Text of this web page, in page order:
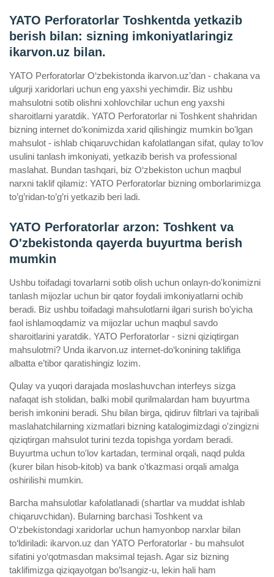
YATO Perforatorlar Toshkentda yetkazib
berish bilan: sizning imkoniyatlaringiz
ikarvon.uz bilan.
YATO Perforatorlar O‘zbekistonda ikarvon.uz’dan - chakana va
ulgurji xaridorlari uchun eng yaxshi yechimdir. Biz ushbu
mahsulotni sotib olishni xohlovchilar uchun eng yaxshi
sharoitlarni yaratdik. YATO Perforatorlar ni Toshkent shahridan
bizning internet doʻkonimizda xarid qilishingiz mumkin boʻlgan
mahsulot - ishlab chiqaruvchidan kafolatlangan sifat, qulay toʻlov
usulini tanlash imkoniyati, yetkazib berish va professional
maslahat. Bundan tashqari, biz O‘zbekiston uchun maqbul
narxni taklif qilamiz: YATO Perforatorlar bizning omborlarimizga
to’g’ridan-to’g’ri yetkazib beri ladi.
YATO Perforatorlar arzon: Toshkent va
O'zbekistonda qayerda buyurtma berish
mumkin
Ushbu toifadagi tovarlarni sotib olish uchun onlayn-do'konimizni
tanlash mijozlar uchun bir qator foydali imkoniyatlarni ochib
beradi. Biz ushbu toifadagi mahsulotlarni ilgari surish bo'yicha
faol ishlamoqdamiz va mijozlar uchun maqbul savdo
sharoitlarini yaratdik. YATO Perforatorlar - sizni qiziqtirgan
mahsulotmi? Unda ikarvon.uz internet-do‘konining taklifiga
albatta e’tibor qaratishingiz lozim.
Qulay va yuqori darajada moslashuvchan interfeys sizga
nafaqat ish stolidan, balki mobil qurilmalardan ham buyurtma
berish imkonini beradi. Shu bilan birga, qidiruv filtrlari va tajribali
maslahatchilarning xizmatlari bizning katalogimizdagi o'zingizni
qiziqtirgan mahsulot turini tezda topishga yordam beradi.
Buyurtma uchun to'lov kartadan, terminal orqali, naqd pulda
(kurer bilan hisob-kitob) va bank o'tkazmasi orqali amalga
oshirilishi mumkin.
Barcha mahsulotlar kafolatlanadi (shartlar va muddat ishlab
chiqaruvchidan). Bularning barchasi Toshkent va
O‘zbekistondagi xaridorlar uchun hamyonbop narxlar bilan
to‘ldiriladi: ikarvon.uz dan YATO Perforatorlar - bu mahsulot
sifatini yo‘qotmasdan maksimal tejash. Agar siz bizning
taklifimizga qiziqayotgan bo’lsangiz-u, lekin hali ham